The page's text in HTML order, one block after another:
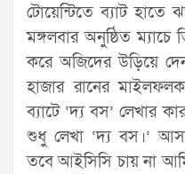
টোয়েন্টিতে ব্যাট
মঙ্গলবার অনুষ্ঠিত
করে অজিদের উড়িয়ে
হাজার রানের
ব্যাটে ‘দ্য বস’ লেখার
শুধু লেখা ‘দ্য বস।’
তবে আইসিসি চায় না